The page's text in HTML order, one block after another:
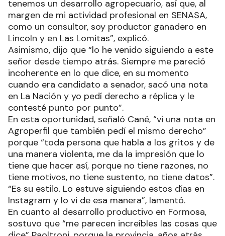
tenemos un desarrollo agropecuario, así que, al
margen de mi actividad profesional en SENASA,
como un consultor, soy productor ganadero en
Lincoln y en Las Lomitas”, explicó.
Asimismo, dijo que “lo he venido siguiendo a este
señor desde tiempo atrás. Siempre me pareció
incoherente en lo que dice, en su momento
cuando era candidato a senador, sacó una nota
en La Nación y yo pedí derecho a réplica y le
contesté punto por punto”.
En esta oportunidad, señaló Cané, “vi una nota en
Agroperfil que también pedí el mismo derecho”
porque “toda persona que habla a los gritos y de
una manera violenta, me da la impresión que lo
tiene que hacer así, porque no tiene razones, no
tiene motivos, no tiene sustento, no tiene datos”.
“Es su estilo. Lo estuve siguiendo estos días en
Instagram y lo vi de esa manera”, lamentó.
En cuanto al desarrollo productivo en Formosa,
sostuvo que “me parecen increíbles las cosas que